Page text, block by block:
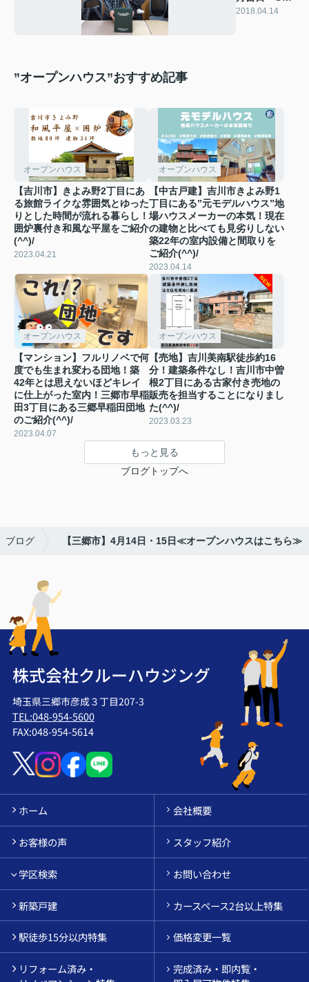
の声
2018.04.14
”オープンハウス”おすすめ記事
オープンハウス
【吉川市】きよみ野2丁目にあ
る旅館ライクな雰囲気とゆった
りとした時間が流れる暮らし！
囲炉裏付き和風な平屋をご紹介
(^^)/
2023.04.21
オープンハウス
【中古戸建】吉川市きよみ野1
丁目にある”元モデルハウス”地
場ハウスメーカーの本気！現在
の建物と比べても見劣りしない
築22年の室内設備と間取りを
ご紹介(^^)/
2023.04.14
オープンハウス
【マンション】フルリノベで何
度でも生まれ変わる団地！築
42年とは思えないほどキレイ
に仕上がった室内！三郷市早稲
田3丁目にある三郷早稲田団地
のご紹介(^^)/
2023.04.07
オープンハウス
【売地】吉川美南駅徒歩約16
分！建築条件なし！吉川市中曽
根2丁目にある古家付き売地の
販売を担当することになりまし
た(^^)/
2023.03.23
もっと見る
ブログトップへ
ブログ 【三郷市】4月14日・15日≪オープンハウスはこちら≫
株式会社クルーハウジング
埼玉県三郷市彦成３丁目207-3
TEL:048-954-5600
FAX:048-954-5614
ホーム 会社概要
お客様の声 スタッフ紹介
学区検索 お問い合わせ
新築戸建 カースペース2台以上特集
駅徒歩15分以内特集 価格変更一覧
リフォーム済み・
完成済み・即内覧・